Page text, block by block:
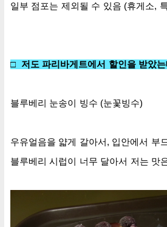
일부 점포는 제외될 수 있음 (휴게소,
□ 저도 파리바게트에서 할인을 받았는
블루베리 눈송이 빙수 (눈꽃빙수)
우유얼음을 얇게 갈아서, 입안에서 부
블루베리 시럽이 너무 달아서 저는 맛